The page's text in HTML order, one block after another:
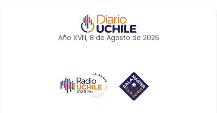
Año XVIII, 8 de Agosto de 2026